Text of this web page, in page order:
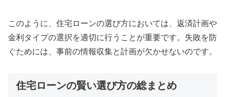
このように、住宅ローンの選び方においては、返済計画や
金利タイプの選択を適切に行うことが重要です。失敗を防
ぐためには、事前の情報収集と計画が欠かせないのです。
住宅ローンの賢い選び方の総まとめ